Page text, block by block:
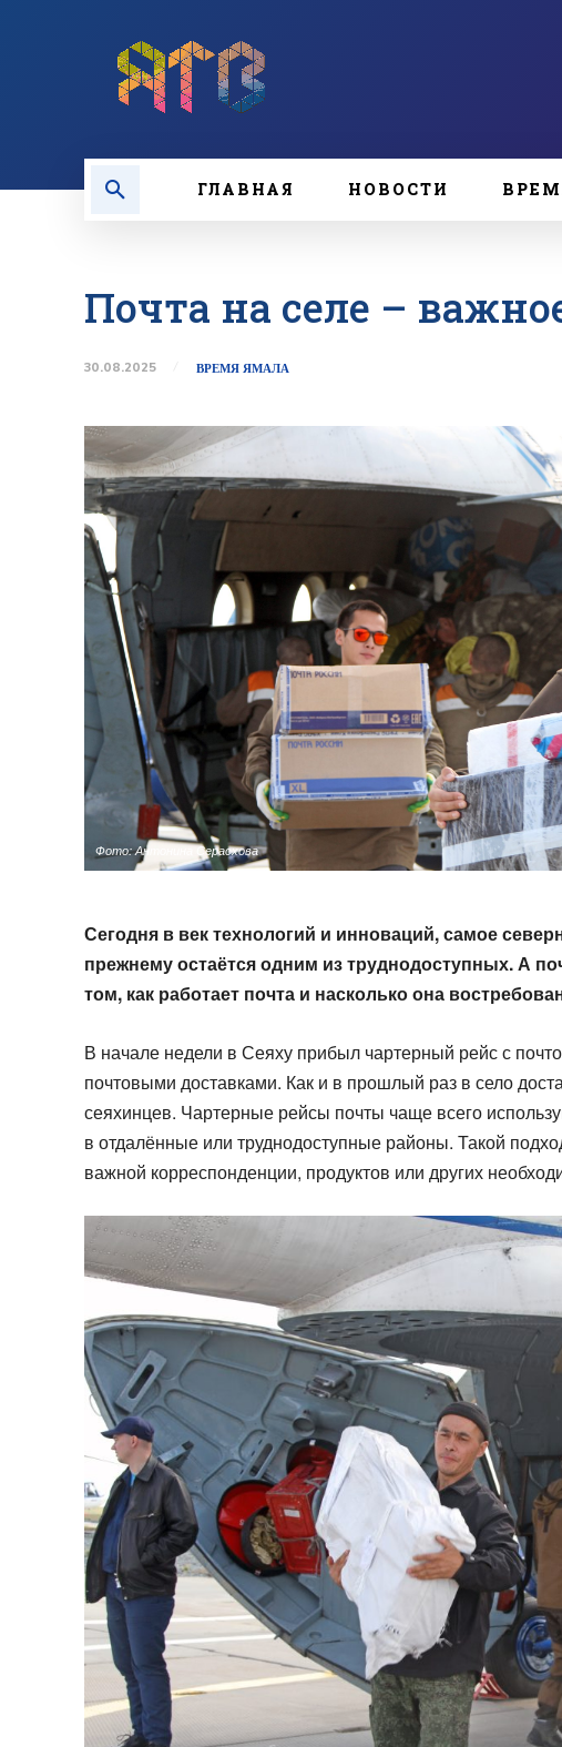
ГЛАВНАЯ НОВОСТИ
Почта на селе –
30.08.2025 ВРЕМЯ ЯМАЛА
Фото: Антонина Серасхова
Сегодня в век технологий и инноваций, самое
прежнему остаётся одним из труднодоступных.А
том, как работает почта и насколько она
В начале недели в Сеяху прибыл чартерный рейс с
почтовыми доставками. Как и в прошлый раз в село
сеяхинцев. Чартерные рейсы почты чаще всего
в отдалённые или труднодоступные районы. Такой
важной корреспонденции, продуктов или других